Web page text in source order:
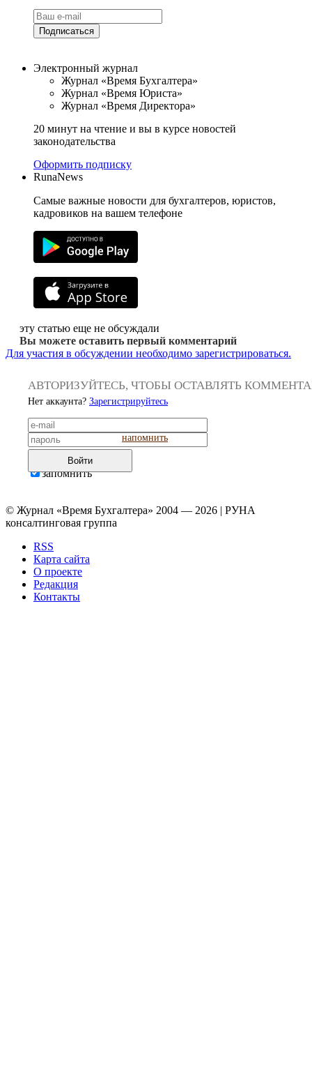
Подписаться
Электронный журнал
Журнал «Время Бухгалтера»
Журнал «Время Юриста»
Журнал «Время Директора»
20 минут на чтение и вы в курсе новостей
законодательства
Оформить подписку
RunaNews
Самые важные новости для бухгалтеров, юристов,
кадровиков на вашем телефоне
эту статью еще не обсуждали
Вы можете оставить первый комментарий
Для участия в обсуждении необходимо зарегистрироваться.
АВТОРИЗУЙТЕСЬ, ЧТОБЫ ОСТАВЛЯТЬ
Нет аккаунта? Зарегистрируйтесь
напомнить
Войти
запомнить
© Журнал «Время Бухгалтера» 2004 — 2026 | РУНА
консалтинговая группа
RSS
Карта сайта
О проекте
Редакция
Контакты